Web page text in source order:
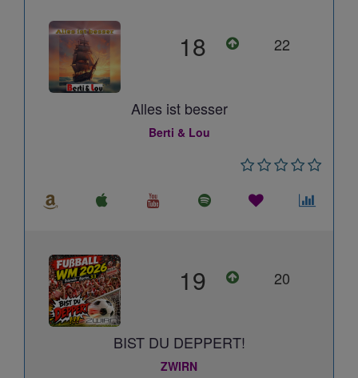
18 22
Alles ist besser
Berti & Lou
19 20
BIST DU DEPPERT!
ZWIRN